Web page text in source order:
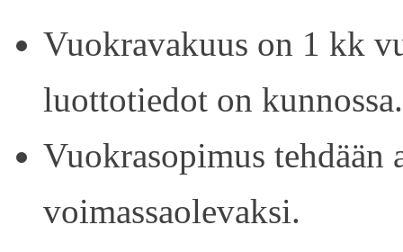
Vuokravakuus on 1 kk
luottotiedot on kunnossa.
Vuokrasopimus tehdään
voimassaolevaksi.